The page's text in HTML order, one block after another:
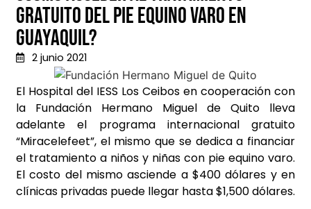
gratuito del Pie equino varo en
Guayaquil?
2 junio 2021
El Hospital del IESS Los Ceibos en cooperación con
la Fundación Hermano Miguel de Quito lleva
adelante el programa internacional gratuito
“Miracelefeet”, el mismo que se dedica a financiar
el tratamiento a niños y niñas con pie equino varo.
El costo del mismo asciende a $400 dólares y en
clínicas privadas puede llegar hasta $1,500 dólares.